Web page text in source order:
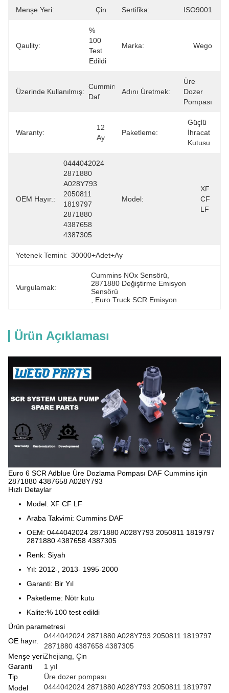
Menşe Yeri: Çin Sertifika: ISO9001
Qaulity:
%
100
Test
Edildi
Marka: Wego
Üzerinde Kullanılmış:
Cummins
Daf
Adını Üretmek:
Üre
Dozer
Pompası
Waranty:
12
Ay
Paketleme:
Güçlü
İhracat
Kutusu
OEM Hayır.:
0444042024
2871880
A028Y793
2050811
1819797
2871880
4387658
4387305
Model:
XF
CF
LF
Yetenek Temini: 30000+Adet+Ay
Vurgulamak:
Cummins NOx Sensörü
2871880 Değiştirme Emisyon
Sensörü
Euro Truck SCR Emisyon
Ürün Açıklaması
Euro 6 SCR Adblue Üre Dozlama Pompası DAF Cummins için
2871880 4387658 A028Y793
Hızlı Detaylar
Model: XF CF LF
Araba Takvimi: Cummins DAF
OEM: 0444042024 2871880 A028Y793 2050811 1819797
2871880 4387658 4387305
Renk: Siyah
Yıl: 2012-, 2013- 1995-2000
Garanti: Bir Yıl
Paketleme: Nötr kutu
Kalite:% 100 test edildi
Ürün parametresi
OE hayır.
0444042024 2871880 A028Y793 2050811 1819797
2871880 4387658 4387305
Menşe yeriZhejiang, Çin
Garanti
1 yıl
Tip
Üre dozer pompası
Model
0444042024 2871880 A028Y793 2050811 1819797